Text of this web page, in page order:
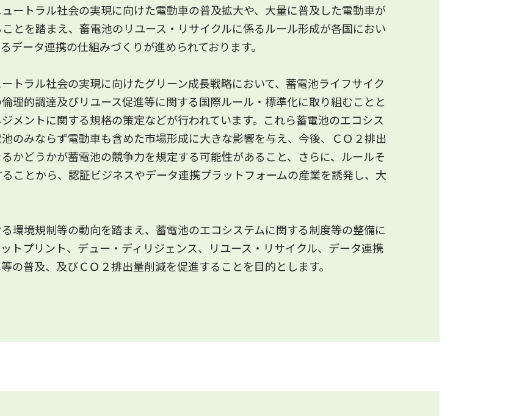
④デュー・ディリジェンス（DD）の公募を終了しました。
④デュー・ディリジェンス（DD）の公募を開始しました。
開催いたします。
ナー」ページからお申込み下さい。
ートラル社会の実現に向けた電動車の普及拡大や、大量に普及した電動車が
とを踏まえ、畜電池のリユース・リサイクルに係るルール形成が各国におい
データ連携の仕組みづくりが進められております。
トラル社会の実現に向けたグリーン成長戦略において、蓄電池ライフサイク
理的調達及びリユース促進等に関する国際ルール・標準化に取り組むことと
メントに関する規格の策定などが行われています。これら蓄電池のエコシス
のみならず電動車も含めた市場形成に大きな影響を与え、今後、ＣＯ２排出
かどうかが蓄電池の競争力を規定する可能性があること、さらに、ルールそ
ことから、認証ビジネスやデータ連携プラットフォームの産業を誘発し、大
環境規制等の動向を踏まえ、蓄電池のエコシステムに関する制度等の整備に
トプリント、デュー・ディリジェンス、リユース・リサイクル、データ連携
の普及、及びＣＯ２排出量削減を促進することを目的とします。